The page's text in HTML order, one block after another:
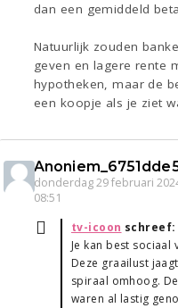
dan een gemiddeld
Natuurlijk zouden
geven en lagere rente
hypotheken, maar de
een koopje als je ziet
donderdag 29 februari
08:51
tv-icoon schreef:
Je kan best
Deze graailust
spiraal omhoog.
waren al lastig